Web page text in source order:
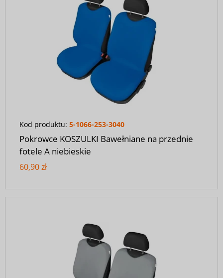
Kod produktu: 5-1066-253-3040
Pokrowce KOSZULKI Bawełniane na przednie
fotele A niebieskie
60,90 zł